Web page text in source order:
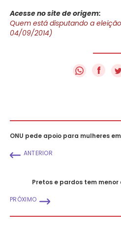
Acesse no site de origem:
Quem está disputando a
04/09/2014)
f
ONU pede apoio para mulheres
ANTERIOR
Pretos e pardos tem
PRÓXIMO